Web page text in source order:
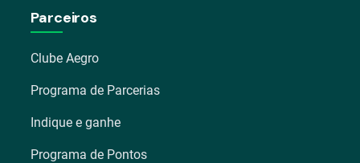
Parceiros
Clube Aegro
Programa de Parcerias
Indique e ganhe
Programa de Pontos